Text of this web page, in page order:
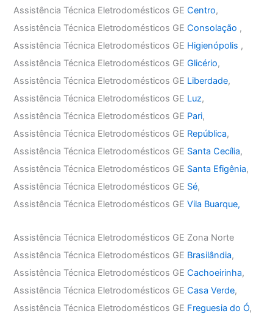
Assistência Técnica Eletrodomésticos GECentro,
Assistência Técnica Eletrodomésticos GEConsolação ,
Assistência Técnica Eletrodomésticos GE Higienópolis ,
Assistência Técnica Eletrodomésticos GEGlicério,
Assistência Técnica Eletrodomésticos GE Liberdade,
Assistência Técnica Eletrodomésticos GE Luz,
Assistência Técnica Eletrodomésticos GE Pari,
Assistência Técnica Eletrodomésticos GE República,
Assistência Técnica Eletrodomésticos GE Santa Cecília,
Assistência Técnica Eletrodomésticos GE Santa Efigênia,
Assistência Técnica Eletrodomésticos GE Sé,
Assistência Técnica Eletrodomésticos GEVila Buarque,
Assistência Técnica Eletrodomésticos GE Zona Norte
Assistência Técnica Eletrodomésticos GE Brasilândia,
Assistência Técnica Eletrodomésticos GECachoeirinha,
Assistência Técnica Eletrodomésticos GECasa Verde,
Assistência Técnica Eletrodomésticos GE Freguesia do Ó,